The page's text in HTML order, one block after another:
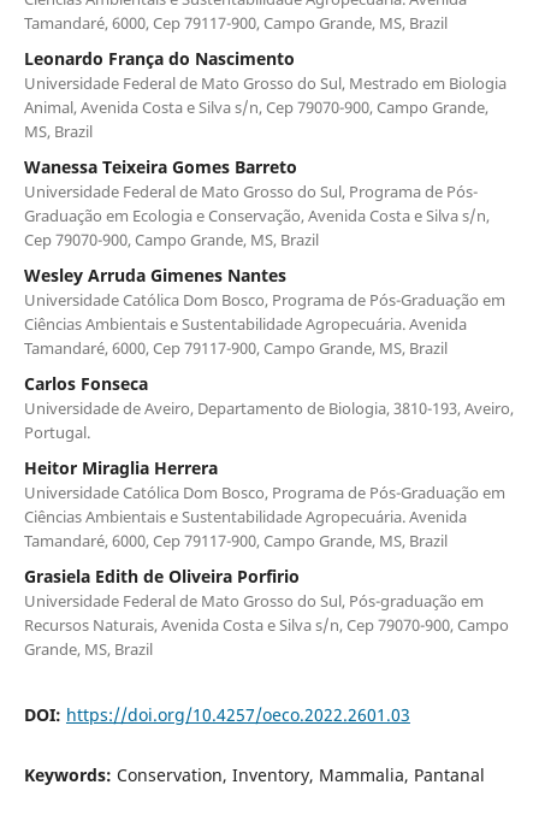
Tamandaré, 6000, Cep 79117-900, Campo Grande, MS, Brazil
Leonardo França do Nascimento
Universidade Federal de Mato Grosso do Sul, Mestrado em Biologia
Animal, Avenida Costa e Silva s/n, Cep 79070-900, Campo Grande,
MS, Brazil
Wanessa Teixeira Gomes Barreto
Universidade Federal de Mato Grosso do Sul, Programa de Pós-
Graduação em Ecologia e Conservação, Avenida Costa e Silva s/n,
Cep 79070-900, Campo Grande, MS, Brazil
Wesley Arruda Gimenes Nantes
Universidade Católica Dom Bosco, Programa de Pós-Graduação em
Ciências Ambientais e Sustentabilidade Agropecuária. Avenida
Tamandaré, 6000, Cep 79117-900, Campo Grande, MS, Brazil
Carlos Fonseca
Universidade de Aveiro, Departamento de Biologia, 3810-193, Aveiro,
Portugal.
Heitor Miraglia Herrera
Universidade Católica Dom Bosco, Programa de Pós-Graduação em
Ciências Ambientais e Sustentabilidade Agropecuária. Avenida
Tamandaré, 6000, Cep 79117-900, Campo Grande, MS, Brazil
Grasiela Edith de Oliveira Porfirio
Universidade Federal de Mato Grosso do Sul, Pós-graduação em
Recursos Naturais, Avenida Costa e Silva s/n, Cep 79070-900, Campo
Grande, MS, Brazil
DOI: https://doi.org/10.4257/oeco.2022.2601.03
Keywords: Conservation, Inventory, Mammalia, Pantanal